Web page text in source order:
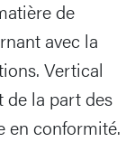
de
avec la
Vertical
de la part des
en conformité.